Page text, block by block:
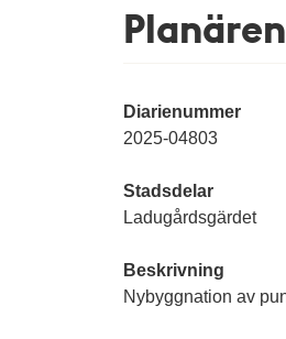
Diarienummer
2025-04803
Stadsdelar
Ladugårdsgärdet
Beskrivning
Nybyggnation av